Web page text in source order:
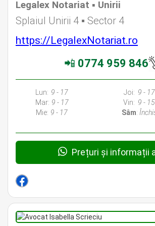
Legalex Notariat ▪︎ Unirii
Splaiul Unirii 4 ▪︎ Sector 4
https://LegalexNotariat.ro
📲 0774 959 846
Avocati Bucuresti • Cabinete Avocatura Bucuresti • Avocati Specializati Bucuresti • Avocat Bun Bucuresti •
Lun: 9 - 17
Mar: 9 - 17
Mie: 9 - 17
Joi: 9 - 17
Vin: 9 - 15
Sâm:
Prețuri și informații
Avocat Specializat în Drept Civil • Avocat Specializat în Dreptul Familiei